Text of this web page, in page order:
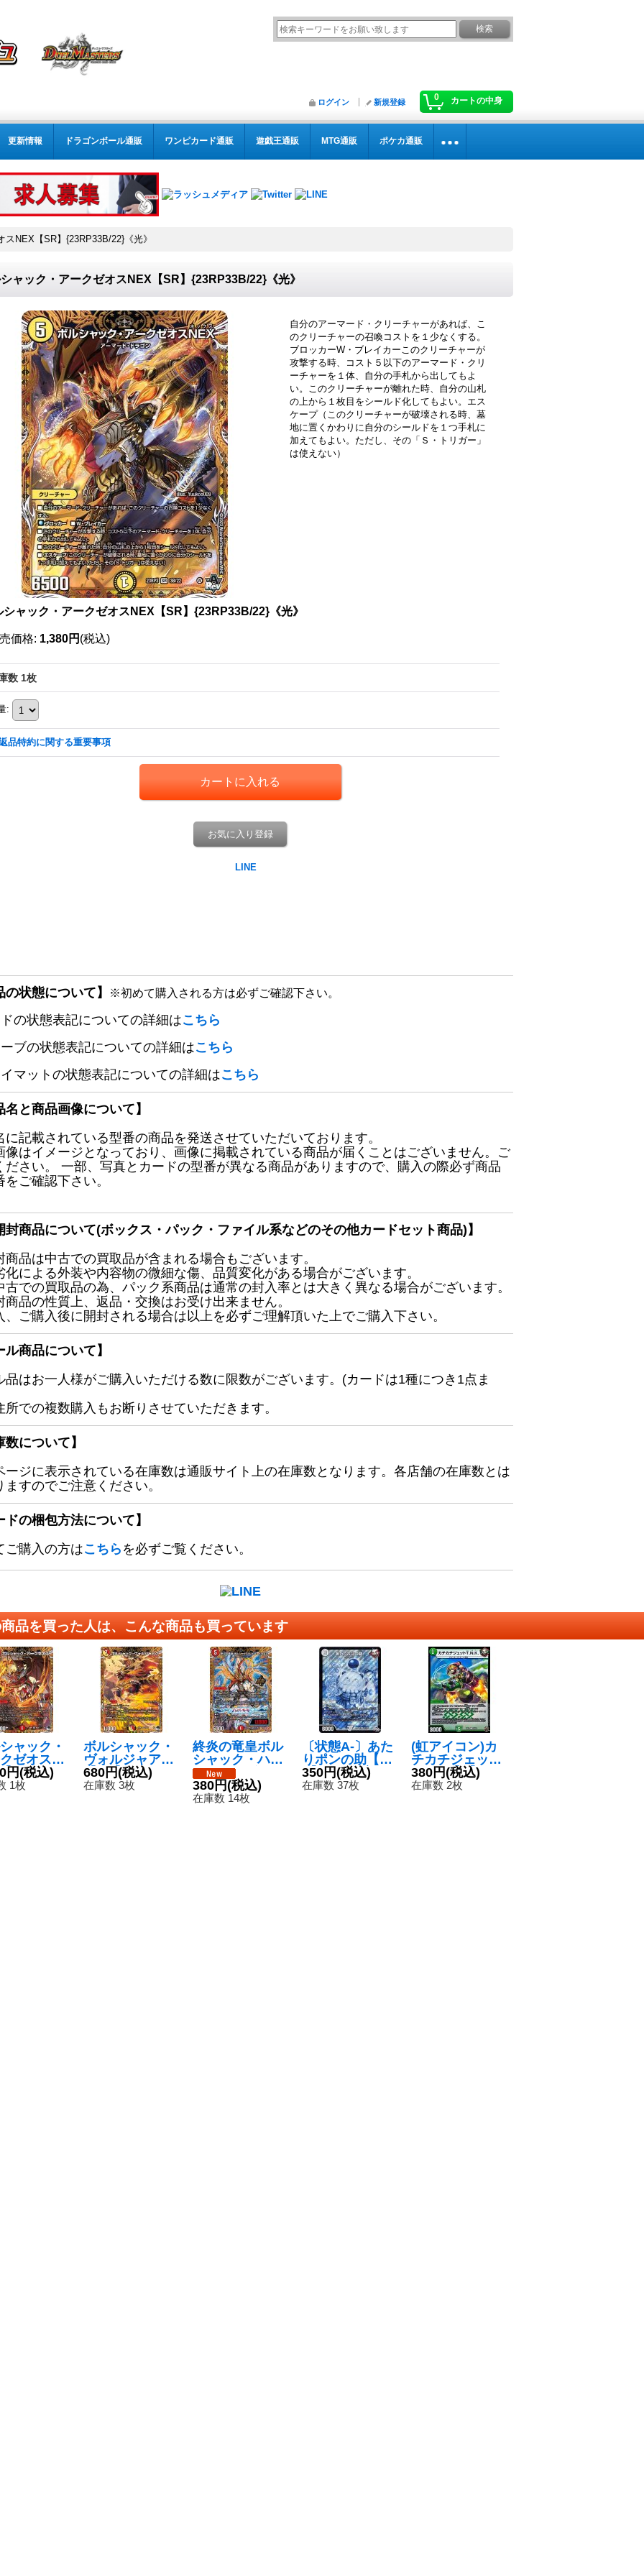
0 カートの中身
ログイン 新規登録
更新情報 ドラゴンボール通販 ワンピカード通販 遊戯王通販 MTG通販 ポケカ通販
NEX【SR】{23RP33B/22}《光》
ャック・アークゼオスNEX【SR】{23RP33B/22}《光》
自分のアーマード・クリーチャーがあれば、こ
のクリーチャーの召喚コストを１少なくする。
ブロッカーW・ブレイカーこのクリーチャーが
攻撃する時、コスト５以下のアーマード・クリ
ーチャーを１体、自分の手札から出してもよ
い。このクリーチャーが離れた時、自分の山札
の上から１枚目をシールド化してもよい。エス
ケープ（このクリーチャーが破壊される時、墓
地に置くかわりに自分のシールドを１つ手札に
加えてもよい。ただし、その「Ｓ・トリガー」
は使えない）
シャック・アークゼオスNEX【SR】{23RP33B/22}《光》
価格: 1,380円 (税込)
数 1枚
:
品特約に関する重要事項
お気に入り登録
の状態について】 ※初めて購入される方は必ずご確認下さい。
の状態表記についての詳細はこちら
ブの状態表記についての詳細はこちら
マットの状態表記についての詳細はこちら
名と商品画像について】
に記載されている型番の商品を発送させていただいております。
像はイメージとなっており、画像に掲載されている商品が届くことはございません。ご
ださい。 一部、写真とカードの型番が異なる商品がありますので、購入の際必ず商品
をご確認下さい。
封商品について(ボックス・パック・ファイル系などのその他カードセット商品)】
商品は中古での買取品が含まれる場合もございます。
化による外装や内容物の微細な傷、品質変化がある場合がございます。
古での買取品の為、パック系商品は通常の封入率とは大きく異なる場合がございます。
商品の性質上、返品・交換はお受け出来ません。
、ご購入後に開封される場合は以上を必ずご理解頂いた上でご購入下さい。
ル商品について】
品はお一人様がご購入いただける数に限数がございます。(カードは1種につき1点ま
所での複数購入もお断りさせていただきます。
数について】
ージに表示されている在庫数は通販サイト上の在庫数となります。各店舗の在庫数とは
ますのでご注意ください。
ドの梱包方法について】
ご購入の方はこちら を必ずご覧ください。
品を買った人は、こんな商品も買っています
ャック・
ゼオス
{23RP1
《火》
円(税込)
1枚
ボルシャック・
ヴォルジャアク
【SR】{23RP4
7B/22}《多》
680円(税込)
在庫数 3枚
終炎の竜皇ボル
シャック・ハイ
パードラゴン
【OR】{24RP2
秘1/秘21}《火》
380円(税込)
在庫数 14枚
〔状態A-〕あた
りポンの助【S
E】{RP04魔S1
秘/S7}《無》
350円(税込)
在庫数 37枚
(虹アイコン)カ
チカチジェット
T.N.K.【C】{RP
1684/95}《自
380円(税込)
在庫数 2枚